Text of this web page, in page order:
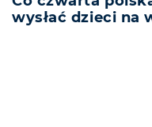
wysłać dzieci na